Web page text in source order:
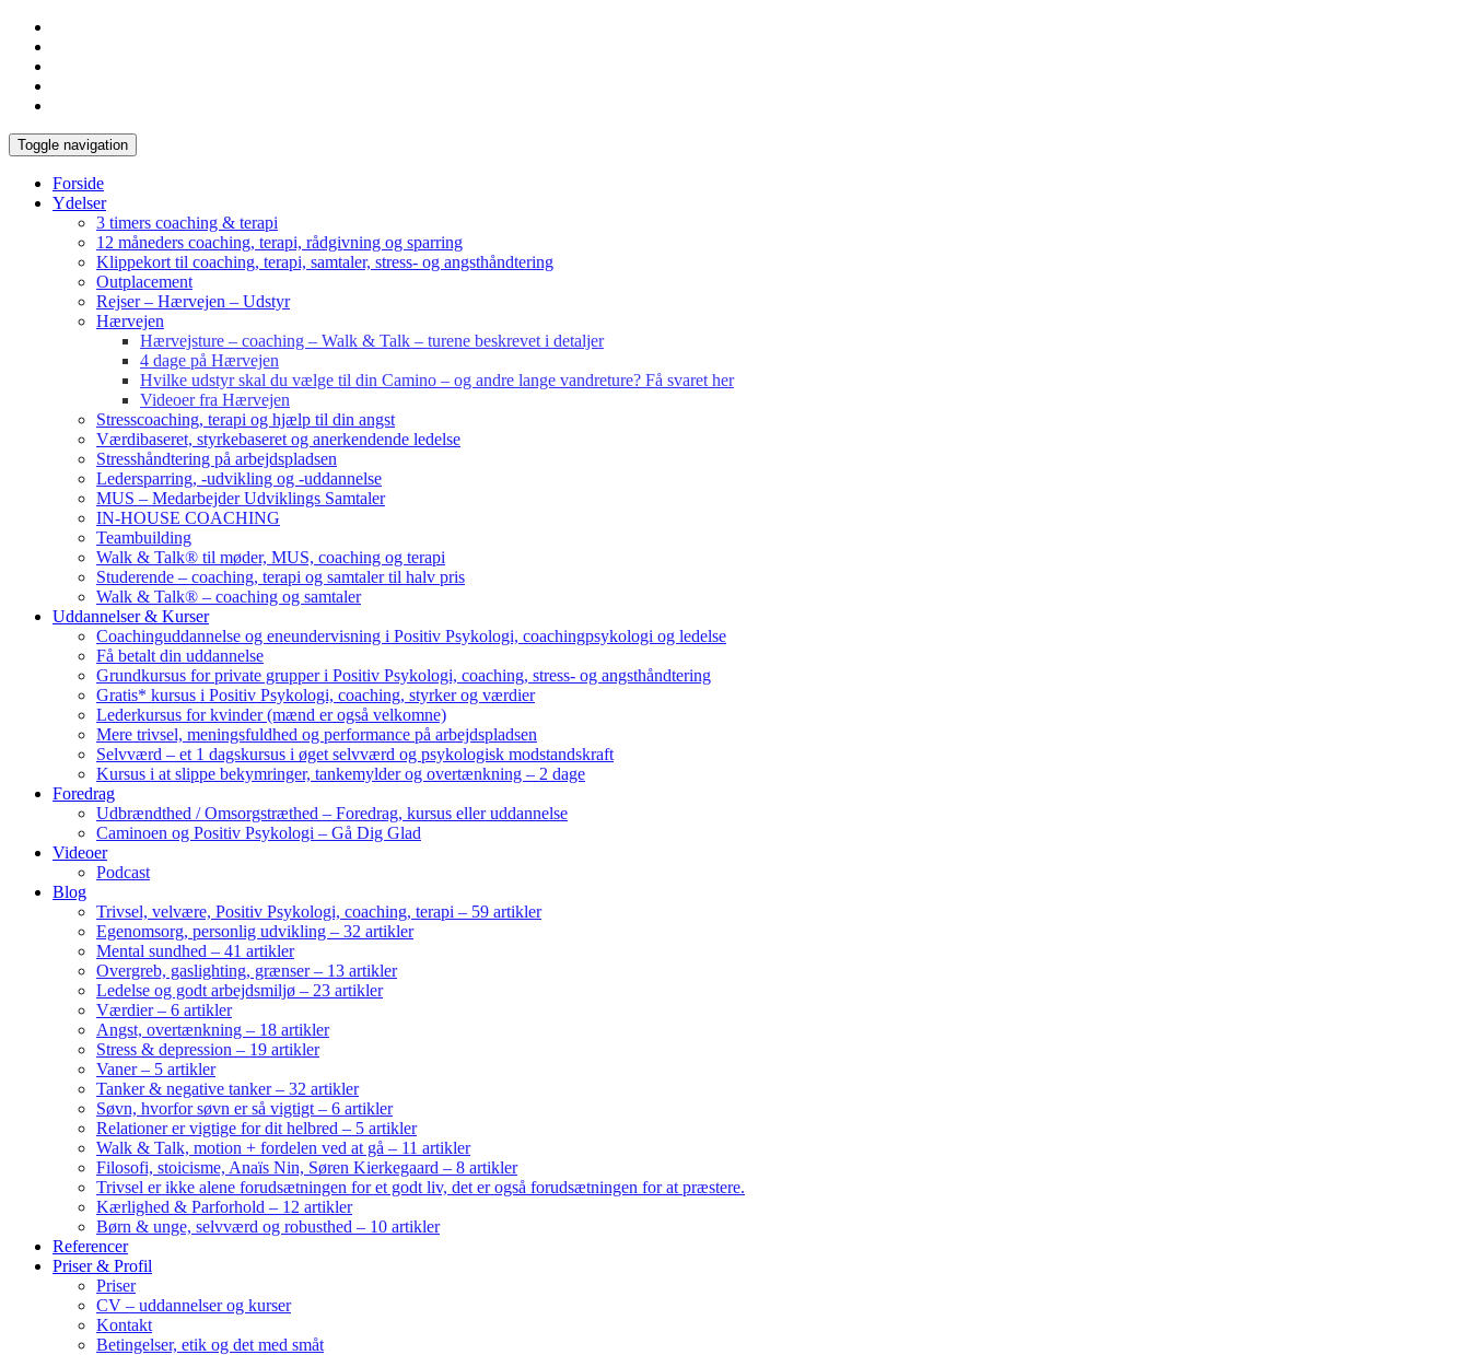
Toggle navigation
Forside
Ydelser
3 timers coaching & terapi
12 måneders coaching, terapi, rådgivning og sparring
Klippekort til coaching, terapi, samtaler, stress- og angsthåndtering
Outplacement
Rejser – Hærvejen – Udstyr
Hærvejen
Hærvejsture – coaching – Walk & Talk – turene beskrevet i detaljer
4 dage på Hærvejen
Hvilke udstyr skal du vælge til din Camino – og andre lange vandreture? Få svaret her
Videoer fra Hærvejen
Stresscoaching, terapi og hjælp til din angst
Værdibaseret, styrkebaseret og anerkendende ledelse
Stresshåndtering på arbejdspladsen
Ledersparring, -udvikling og -uddannelse
MUS – Medarbejder Udviklings Samtaler
IN-HOUSE COACHING
Teambuilding
Walk & Talk® til møder, MUS, coaching og terapi
Studerende – coaching, terapi og samtaler til halv pris
Walk & Talk® – coaching og samtaler
Uddannelser & Kurser
Coachinguddannelse og eneundervisning i Positiv Psykologi, coachingpsykologi og ledelse
Få betalt din uddannelse
Grundkursus for private grupper i Positiv Psykologi, coaching, stress- og angsthåndtering
Gratis* kursus i Positiv Psykologi, coaching, styrker og værdier
Lederkursus for kvinder (mænd er også velkomne)
Mere trivsel, meningsfuldhed og performance på arbejdspladsen
Selvværd – et 1 dagskursus i øget selvværd og psykologisk modstandskraft
Kursus i at slippe bekymringer, tankemylder og overtænkning – 2 dage
Foredrag
Udbrændthed / Omsorgstræthed – Foredrag, kursus eller uddannelse
Caminoen og Positiv Psykologi – Gå Dig Glad
Videoer
Podcast
Blog
Trivsel, velvære, Positiv Psykologi, coaching, terapi – 59 artikler
Egenomsorg, personlig udvikling – 32 artikler
Mental sundhed – 41 artikler
Overgreb, gaslighting, grænser – 13 artikler
Ledelse og godt arbejdsmiljø – 23 artikler
Værdier – 6 artikler
Angst, overtænkning – 18 artikler
Stress & depression – 19 artikler
Vaner – 5 artikler
Tanker & negative tanker – 32 artikler
Søvn, hvorfor søvn er så vigtigt – 6 artikler
Relationer er vigtige for dit helbred – 5 artikler
Walk & Talk, motion + fordelen ved at gå – 11 artikler
Filosofi, stoicisme, Anaïs Nin, Søren Kierkegaard – 8 artikler
Trivsel er ikke alene forudsætningen for et godt liv, det er også forudsætningen for at præstere.
Kærlighed & Parforhold – 12 artikler
Børn & unge, selvværd og robusthed – 10 artikler
Referencer
Priser & Profil
Priser
CV – uddannelser og kurser
Kontakt
Betingelser, etik og det med småt